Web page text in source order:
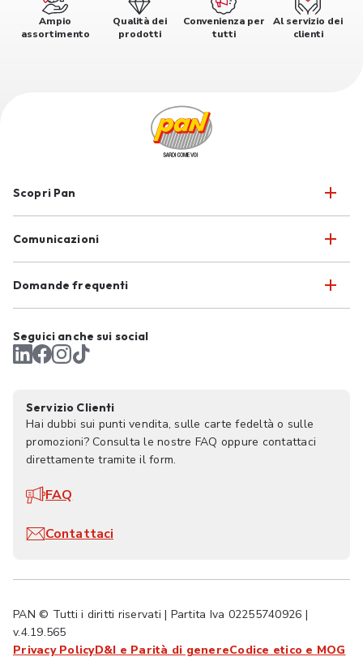
Ampio
assortimento
Qualità dei
prodotti
Convenienza per
tutti
Al servizio dei
clienti
Scopri Pan
Comunicazioni
Domande frequenti
Seguici anche sui social
Servizio Clienti
Hai dubbi sui punti vendita, sulle carte fedeltà o sulle
promozioni? Consulta le nostre FAQ oppure contattaci
direttamente tramite il form.
FAQ
Contattaci
PAN © Tutti i diritti riservati | Partita Iva 02255740926 |
v.4.19.565
Privacy PolicyD&I e Parità di genereCodice etico e MOG